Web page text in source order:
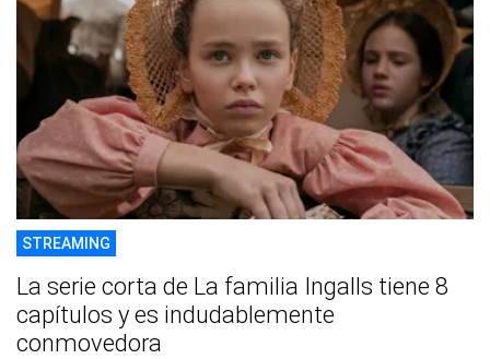
STREAMING
La serie corta de La familia Ingalls tiene 8
capítulos y es indudablemente
conmovedora